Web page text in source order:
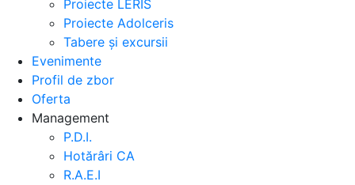
Proiecte LERIS
Proiecte Adolceris
Tabere și excursii
Evenimente
Profil de zbor
Oferta
Management
P.D.I.
Hotărâri CA
R.A.E.I